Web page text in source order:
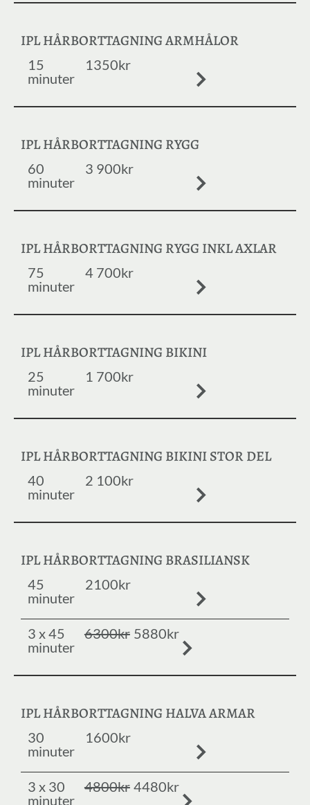
IPL HÅRBORTTAGNING ARMHÅLOR
15
minuter
1350kr
IPL HÅRBORTTAGNING RYGG
60
minuter
3 900kr
IPL HÅRBORTTAGNING RYGG INKL AXLAR
75
minuter
4 700kr
IPL HÅRBORTTAGNING BIKINI
25
minuter
1 700kr
IPL HÅRBORTTAGNING BIKINI STOR DEL
40
minuter
2 100kr
IPL HÅRBORTTAGNING BRASILIANSK
45
minuter
2100kr
3 x 45
minuter
6300kr 5880kr
IPL HÅRBORTTAGNING HALVA ARMAR
30
minuter
1600kr
3 x 30
minuter
4800kr 4480kr